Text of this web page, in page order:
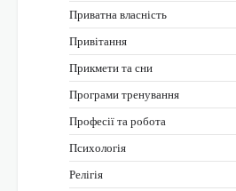
Приватна власність
Привітання
Прикмети та сни
Програми тренування
Професії та робота
Психологія
Релігія